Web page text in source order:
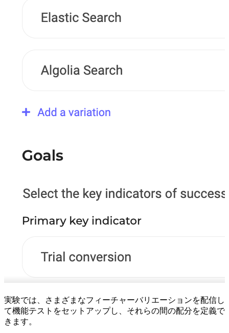
実験では、さまざまなフィーチャーバリエーションを配信し
て機能テストをセットアップし、それらの間の配分を定義で
きます。